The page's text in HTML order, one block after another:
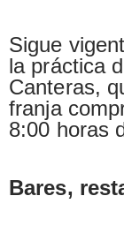
Sigue
la práctica
Canteras,
franja
8:00 horas
Bares,